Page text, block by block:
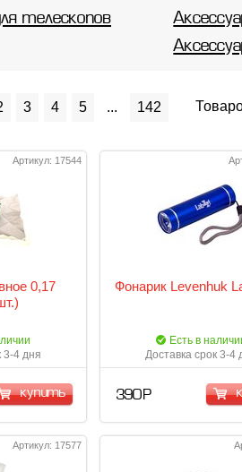
телескопов
3 4 5 ... 142
Артикул: 17544
0,17
3-4 дня
купить
Фонарик Levenhuk
Есть в
Доставка срок 3-4
390 Р
Артикул: 17577